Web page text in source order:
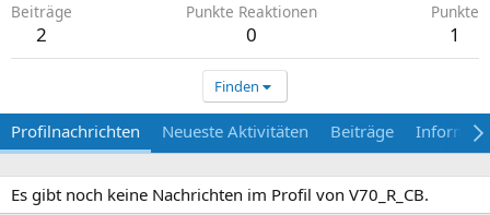
Beiträge
2
Punkte Reaktionen
0
Punkte
1
Finden
Profilnachrichten Neueste Aktivitäten Beiträge
Es gibt noch keine Nachrichten im Profil von V70_R_CB.